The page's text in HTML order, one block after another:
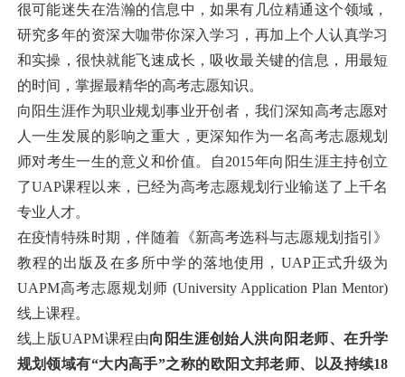
很可能迷失在浩瀚的信息中，如果有几位精通这个领域，
研究多年的资深大咖带你深入学习，再加上个人认真学习
和实操，很快就能飞速成长，吸收最关键的信息，用最短
的时间，掌握最精华的高考志愿知识。
向阳生涯作为职业规划事业开创者，我们深知高考志愿对
人一生发展的影响之重大，更深知作为一名高考志愿规划
师对考生一生的意义和价值。自2015年向阳生涯主持创立
了UAP课程以来，已经为高考志愿规划行业输送了上千名
专业人才。
在疫情特殊时期，伴随着《新高考选科与志愿规划指引》
教程的出版及在多所中学的落地使用，UAP正式升级为
UAPM高考志愿规划师 (University Application Plan Mentor)
线上课程。
线上版UAPM课程由向阳生涯创始人洪向阳老师、在升学
规划领域有“大内高手”之称的欧阳文邦老师、以及持续18